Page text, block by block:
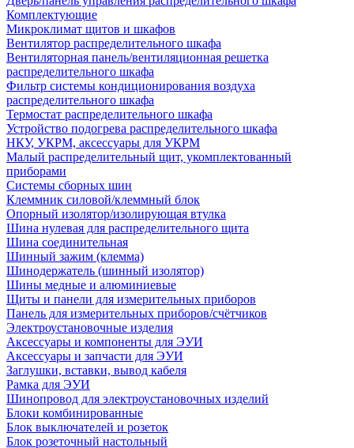
Комплектующие
Микроклимат щитов и шкафов
Вентилятор распределительного шкафа
Вентиляторная панель/вентиляционная решетка
распределительного шкафа
Фильтр системы кондиционирования воздуха
распределительного шкафа
Термостат распределительного шкафа
Устройство подогрева распределительного шкафа
НКУ, УКРМ, аксессуары для УКРМ
Малый распределительный щит, укомплектованный
приборами
Системы сборных шин
Клеммник силовой/клеммный блок
Опорный изолятор/изолирующая втулка
Шина нулевая для распределительного щита
Шина соединительная
Шинный зажим (клемма)
Шинодержатель (шинный изолятор)
Шины медные и алюминиевые
Щиты и панели для измерительных приборов
Панель для измерительных приборов/счётчиков
Электроустановочные изделия
Аксессуары и компоненты для ЭУИ
Аксессуары и запчасти для ЭУИ
Заглушки, вставки, вывод кабеля
Рамка для ЭУИ
Шинопровод для электроустановочных изделий
Блоки комбинированные
Блок выключателей и розеток
Блок розеточный настольный